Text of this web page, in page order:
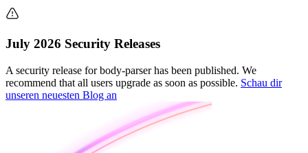
July 2026 Security Releases
A security release for body-parser has been published. We
recommend that all users upgrade as soon as possible. Schau dir
unseren neuesten Blog an